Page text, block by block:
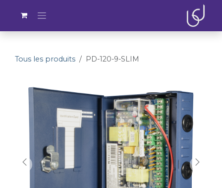
Tous les produits PD-120-9-SLIM